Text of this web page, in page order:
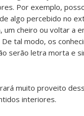
Por exemplo,
algo percebido no
um cheiro ou voltar a
tal modo, os
serão letra morta e
muito proveito
interiores.